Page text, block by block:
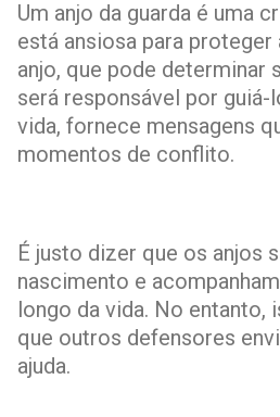
Um anjo da guarda é uma
está ansiosa para proteger
anjo, que pode determinar
será responsável por guiá-
vida, fornece mensagens
momentos de conflito.
É justo dizer que os anjos
nascimento e
longo da vida. No entanto,
que outros defensores
ajuda.